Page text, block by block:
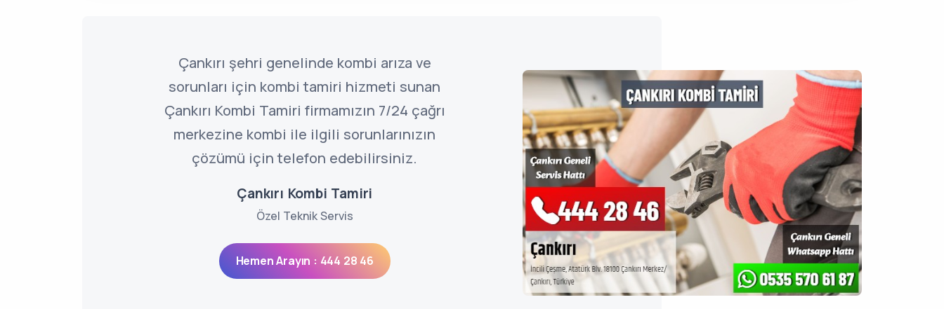
Çankırı şehri genelinde kombi arıza ve
sorunları için kombi tamiri hizmeti sunan
Çankırı Kombi Tamiri firmamızın 7/24 çağrı
merkezine kombi ile ilgili sorunlarınızın
çözümü için telefon edebilirsiniz.
Çankırı Kombi Tamiri
Özel Teknik Servis
Hemen Arayın : 444 28 46